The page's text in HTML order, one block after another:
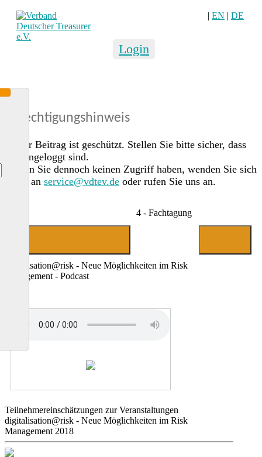
| EN | DE
Login
Berechtigungshinweis
Dieser Beitrag ist geschützt. Stellen Sie bitte sicher, dass
Sie eingeloggt sind.
Sollten Sie dennoch keinen Zugriff haben, wenden Sie sich
gerne an service@vdtev.de oder rufen Sie uns an.
4 - Fachtagung
digitalisation@risk - Neue Möglichkeiten im Risk
Management - Podcast
Teilnehmereinschätzungen zur Veranstaltungen
digitalisation@risk - Neue Möglichkeiten im Risk
Management 2018